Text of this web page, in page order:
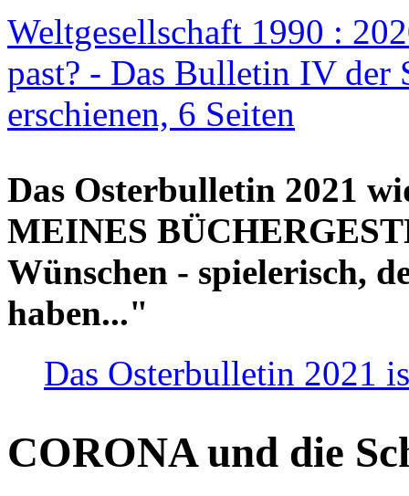
Weltgesellschaft 1990 :
past? - Das Bulletin IV der
erschienen, 6 Seiten
Das Osterbulletin 2021
MEINES
Wünschen - spielerisch,
haben..."
Das Osterbulletin 2021
CORONA und die